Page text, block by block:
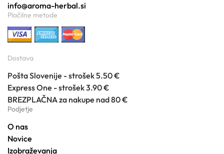
info@aroma-herbal.si
Plačilne metode
Dostava
Pošta Slovenije - strošek 5.50 €
Express One - strošek 3.90 €
BREZPLAČNA za nakupe nad 80 €
Podjetje
O nas
Novice
Izobraževanja